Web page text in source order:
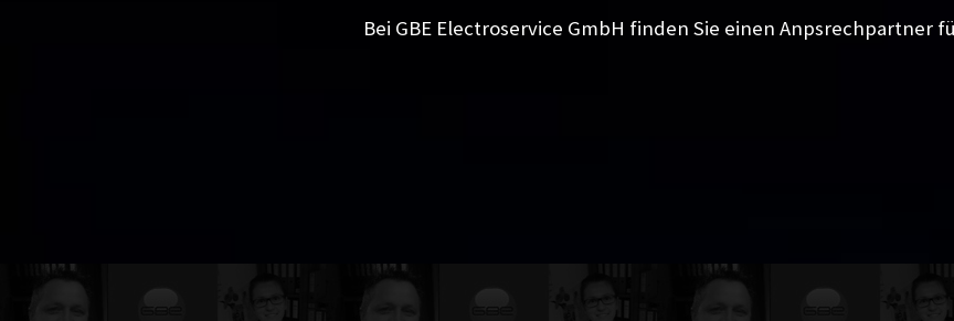
Bei GBE Electroservice GmbH finden Sie einen Anpsrechpartner